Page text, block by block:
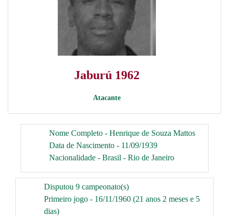
Jaburú 1962
Atacante
Nome Completo - Henrique de Souza Mattos
Data de Nascimento - 11/09/1939
Nacionalidade - Brasil - Rio de Janeiro
Disputou 9 campeonato(s)
Primeiro jogo - 16/11/1960 (21 anos 2 meses e 5
dias)